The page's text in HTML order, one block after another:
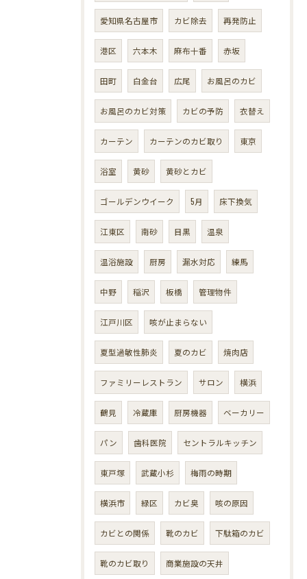
愛知県名古屋市 カビ除去 再発防止
港区 六本木 麻布十番 赤坂
田町 白金台 広尾 お風呂のカビ
お風呂のカビ対策 カビの予防 衣替え
カーテン カーテンのカビ取り 東京
浴室 黄砂 黄砂とカビ
ゴールデンウイーク 5月 床下換気
江東区 南砂 目黒 温泉
温浴施設 厨房 漏水対応 練馬
中野 稲沢 板橋 管理物件
江戸川区 咳が止まらない
夏型過敏性肺炎 夏のカビ 焼肉店
ファミリーレストラン サロン 横浜
鶴見 冷蔵庫 厨房機器 ベーカリー
パン 歯科医院 セントラルキッチン
東戸塚 武蔵小杉 梅雨の時期
横浜市 緑区 カビ臭 咳の原因
カビとの関係 靴のカビ 下駄箱のカビ
靴のカビ取り 商業施設の天井